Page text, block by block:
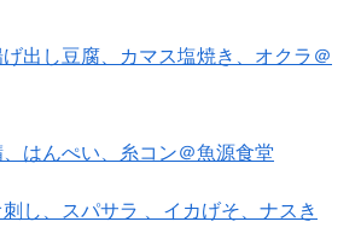
出し豆腐、カマス塩焼き、オクラ＠
はんぺい、糸コン＠魚源食堂
し、スパサラ 、イカげそ、ナスき